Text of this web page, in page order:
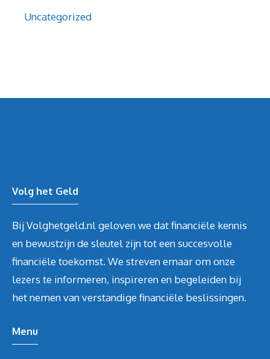
Uncategorized
Volg het Geld
Bij Volghetgeld.nl geloven we dat financiële kennis
en bewustzijn de sleutel zijn tot een succesvolle
financiële toekomst. We streven ernaar om onze
lezers te informeren, inspireren en begeleiden bij
het nemen van verstandige financiële beslissingen.
Menu